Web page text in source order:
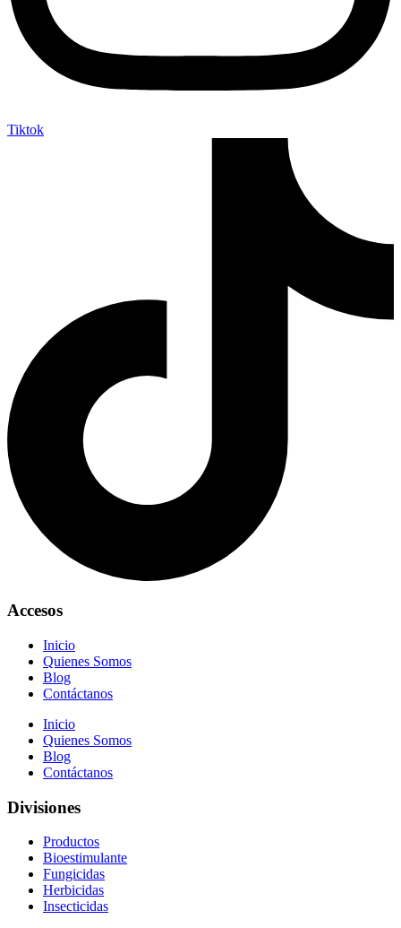
Tiktok
Accesos
Inicio
Quienes Somos
Blog
Contáctanos
Inicio
Quienes Somos
Blog
Contáctanos
Divisiones
Productos
Bioestimulante
Fungicidas
Herbicidas
Insecticidas